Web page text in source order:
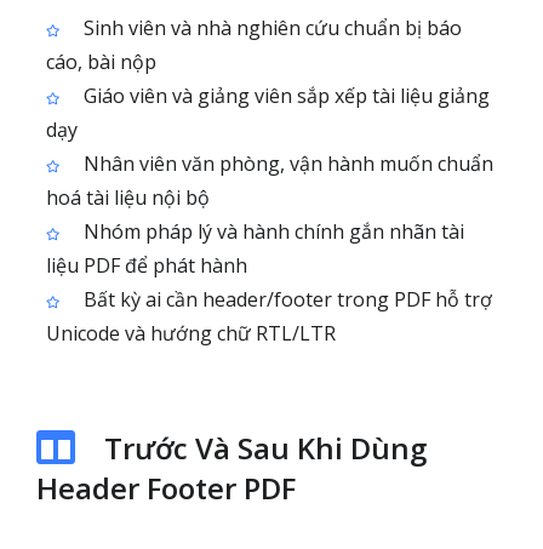
Sinh viên và nhà nghiên cứu chuẩn bị báo
cáo, bài nộp
Giáo viên và giảng viên sắp xếp tài liệu giảng
dạy
Nhân viên văn phòng, vận hành muốn chuẩn
hoá tài liệu nội bộ
Nhóm pháp lý và hành chính gắn nhãn tài
liệu PDF để phát hành
Bất kỳ ai cần header/footer trong PDF hỗ trợ
Unicode và hướng chữ RTL/LTR
Trước Và Sau Khi Dùng
Header Footer PDF